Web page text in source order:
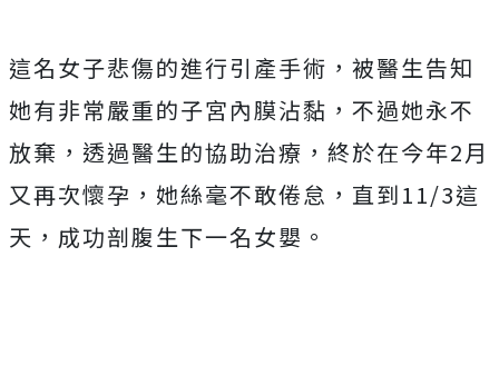
這名女子悲傷的進行引產手術，被醫生告知
她有非常嚴重的子宮內膜沾黏，不過她永不
放棄，透過醫生的協助治療，終於在今年2月
又再次懷孕，她絲毫不敢倦怠，直到11/3這
天，成功剖腹生下一名女嬰。